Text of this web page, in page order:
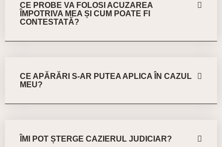
CE PROBE VA FOLOSI ACUZAREA
ÎMPOTRIVA MEA ȘI CUM POATE FI
CONTESTATĂ?
CE APĂRĂRI S-AR PUTEA APLICA ÎN CAZUL
MEU?
ÎMI POT ȘTERGE CAZIERUL JUDICIAR?